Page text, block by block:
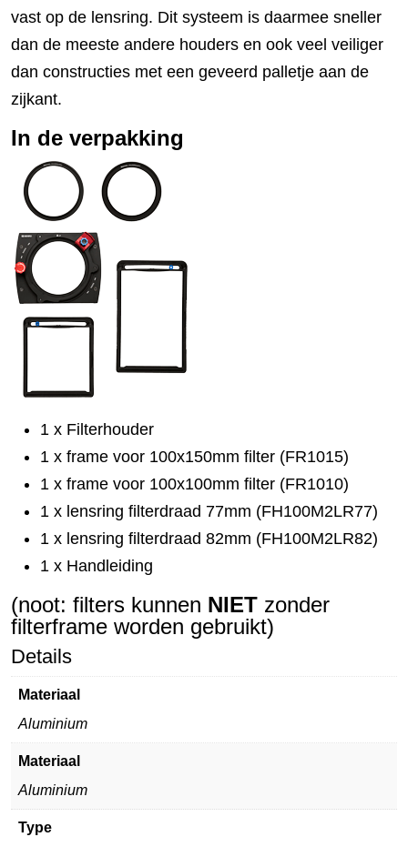
vast op de lensring. Dit systeem is daarmee sneller
dan de meeste andere houders en ook veel veiliger
dan constructies met een geveerd palletje aan de
zijkant.
In de verpakking
1 x Filterhouder
1 x frame voor 100x150mm filter (FR1015)
1 x frame voor 100x100mm filter (FR1010)
1 x lensring filterdraad 77mm (FH100M2LR77)
1 x lensring filterdraad 82mm (FH100M2LR82)
1 x Handleiding
(noot: filters kunnen NIET zonder
filterframe worden gebruikt)
Details
Materiaal
Aluminium
Materiaal
Aluminium
Type